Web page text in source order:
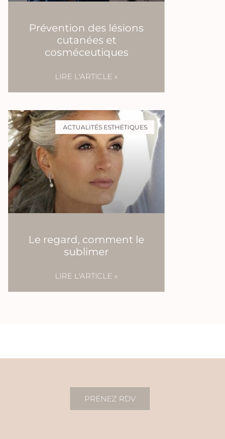
Prévention des lésions
cutanées et
cosméceutiques
LIRE L'ARTICLE »
ACTUALITÉS ESTHÉTIQUES
Le regard, comment le
sublimer
LIRE L'ARTICLE »
PRENEZ RDV